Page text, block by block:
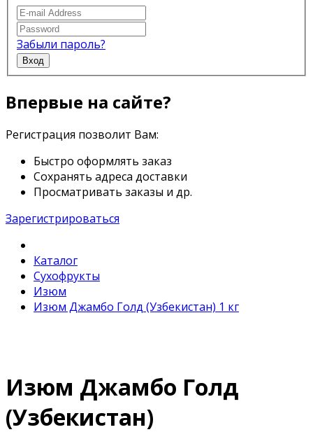
Забыли пароль?
Вход
Впервые на сайте?
Регистрация позволит Вам:
Быстро оформлять заказ
Сохранять адреса доставки
Просматривать заказы и др.
Зарегистрироваться
Каталог
Сухофрукты
Изюм
Изюм Джамбо Голд (Узбекистан) 1 кг
Изюм Джамбо Голд
(Узбекистан)